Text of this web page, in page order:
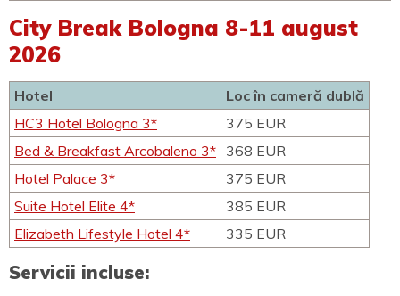
City Break Bologna 8-11 august
2026
Hotel
Loc în cameră dublă
HC3 Hotel Bologna 3*
375 EUR
Bed & Breakfast Arcobaleno 3* 368 EUR
Hotel Palace 3*
375 EUR
Suite Hotel Elite 4*
385 EUR
Elizabeth Lifestyle Hotel 4*
335 EUR
Servicii incluse: